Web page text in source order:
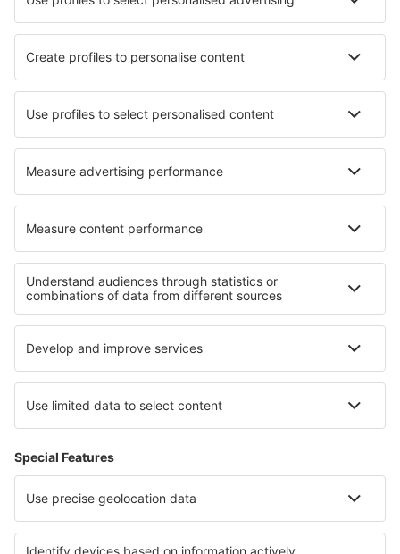
Cazare în Sant Julia de Loria Cazare în Carabias
Cazare în Villasana De Mena Cazare în Jalon
Cele mai bune locuri de cazare - regiuni
Cazare in Southeastern Anatolia Cazare in Regiunea Antalya
Cazare în Cappadocia
Cazare in Manuel Antonio National Park
Cazare în Parcul Național Pădurea Tucholei
Cazare in Lake Nacimiento Cazare in Marsa Alam Region